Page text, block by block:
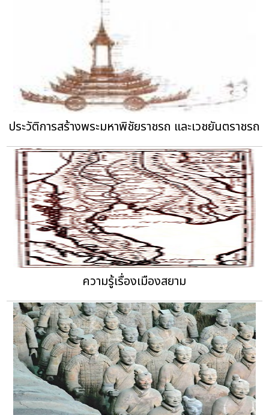
ประวัติการสร้างพระมหาพิชัยราชรถ และเวชยันตราชรถ
ความรู้เรื่องเมืองสยาม